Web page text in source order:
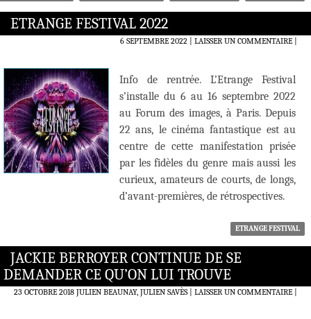
ETRANGE FESTIVAL 2022
6 SEPTEMBRE 2022 LAISSER UN COMMENTAIRE|
Info de rentrée. L’Etrange Festival
s’installe du 6 au 16 septembre 2022
au Forum des images, à Paris. Depuis
22 ans, le cinéma fantastique est au
centre de cette manifestation prisée
par les fidèles du genre mais aussi les
curieux, amateurs de courts, de longs,
d’avant-premières, de rétrospectives.
ETRANGE FESTIVAL
JACKIE BERROYER CONTINUE DE SE
DEMANDER CE QU’ON LUI TROUVE
23 OCTOBRE 2018 JULIEN BEAUNAY, JULIEN SAVÈS LAISSER UN COMMENTAIRE|